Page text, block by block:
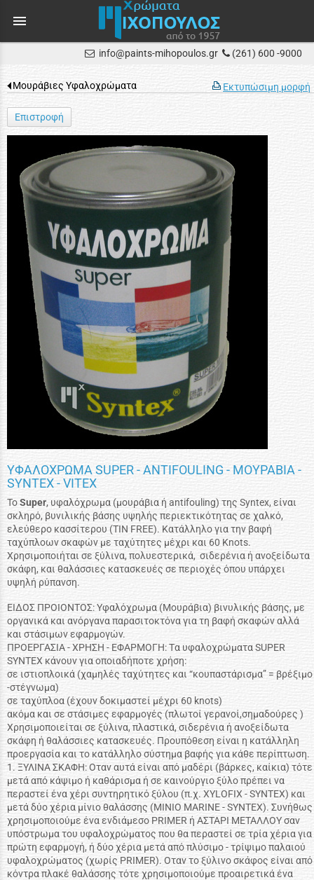
menu
info@paints-mihopoulos.gr (261) 600 -9000
Εκτυπώσιμη μορφή
Μουράβιες Υφαλοχρώματα
Επιστροφή
ΥΦΑΛΟΧΡΩΜΑ SUPER - ANTIFOULING - ΜΟΥΡΑΒΙΑ -
SYNTEX - VITEX
ToSuper, υφαλόχρωμα (μουράβια ή antifouling) της Syntex, είναι
σκληρό, βυνιλικής βάσης υψηλής περιεκτικότητας σε χαλκό,
ελεύθερο κασσίτερου (TIN FREE). Κατάλληλο για την βαφή
ταχύπλοων σκαφών με ταχύτητες μέχρι και 60 Knots.
Χρησιμοποιήται σε ξύλινα, πολυεστερικά, σιδερένια ή ανοξείδωτα
σκάφη, και θαλάσσιες κατασκευές σε περιοχές όπου υπάρχει
υψηλή ρύπανση.
ΕΙΔΟΣ ΠΡΟΙΟΝΤΟΣ: Υφαλόχρωμα (Μουράβια) βινυλικής βάσης, με
οργανικά και ανόργανα παρασιτοκτόνα για τη βαφή σκαφών αλλά
και στάσιμων εφαρμογών.
ΠΡΟΕΡΓΑΣΙΑ - ΧΡΗΣΗ - ΕΦΑΡΜΟΓΗ: Tα υφαλοχρώματα SUPER
SYNTEX κάνουν για οποιαδήποτε χρήση:
σε ιστιοπλοικά (χαμηλές ταχύτητες και “κουπαστάρισμα” = βρέξιμο
-στέγνωμα)
σε ταχύπλοα (έχουν δοκιμαστεί μέχρι 60 knots)
ακόμα και σε στάσιμες εφαρμογές (πλωτοί γερανοί,σημαδούρες )
Χρησιμοποιείται σε ξύλινα, πλαστικά, σιδερένια ή ανοξείδωτα
σκάφη ή θαλάσσιες κατασκευές. Προυπόθεση είναι η κατάλληλη
προεργασία και το κατάλληλο σύστημα βαφής για κάθε περίπτωση.
1. ΞΥΛΙΝΑ ΣΚΑΦΗ: Οταν αυτά είναι από μαδέρι (βάρκες, καίκια) τότε
μετά από κάψιμο ή καθάρισμα ή σε καινούργιο ξύλο πρέπει να
περαστεί ένα χέρι συντηρητικό ξύλου (π.χ. XYLOFIX - SYNTEX) και
μετά δύο χέρια μίνιο θαλάσσης (ΜΙΝΙΟ ΜΑRINE - SYNTEX). Συνήθως
χρησιμοποιούμε ένα ενδιάμεσο PRIMER ή ΑΣΤΑΡΙ ΜΕΤΑΛΛΟΥ σαν
υπόστρωμα του υφαλοχρώματος που θα περαστεί σε τρία χέρια για
πρώτη εφαρμογή, ή δύο χέρια μετά από πλύσιμο - τρίψιμο παλαιού
υφαλοχρώματος (χωρίς PRIMER). Οταν το ξύλινο σκάφος είναι από
κόντρα πλακέ θαλάσσης τότε χρησιμοποιούμε προαιρετικά ένα